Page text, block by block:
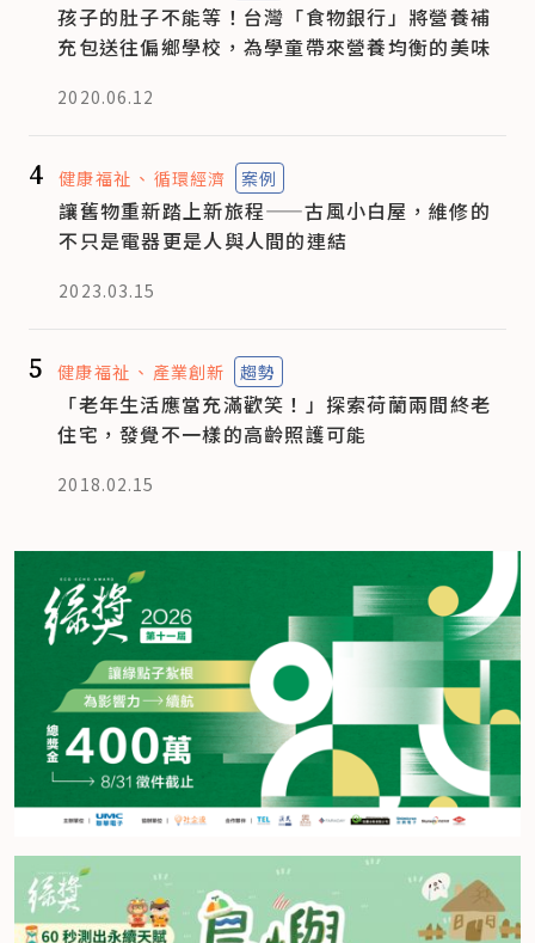
孩子的肚子不能等！台灣「食物銀行」將營養補
充包送往偏鄉學校，為學童帶來營養均衡的美味
2020.06.12
4 健康福祉 循環經濟 案例
讓舊物重新踏上新旅程——古風小白屋，維修的
不只是電器更是人與人間的連結
2023.03.15
5 健康福祉 產業創新 趨勢
「老年生活應當充滿歡笑！」探索荷蘭兩間終老
住宅，發覺不一樣的高齡照護可能
2018.02.15